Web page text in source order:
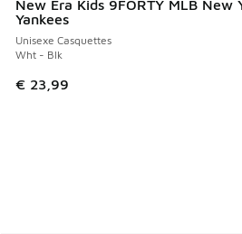
New Era Kids 9FORTY MLB New
Yankees
Unisexe Casquettes
Wht - Blk
€ 23,99